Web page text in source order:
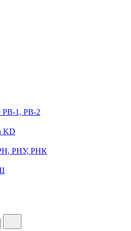
РВ-1, РВ-2
KD
РНУ, РНК